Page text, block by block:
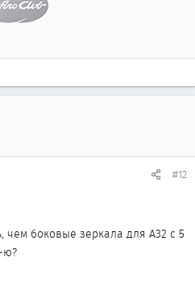
#12
чем боковые зеркала для А32 с 5
ю?